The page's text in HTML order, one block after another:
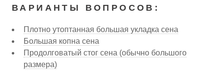
ВАРИАНТЫ ВОПРОСОВ:
Плотно утоптанная большая укладка сена
Большая копна сена
Продолговатый стог сена (обычно большого
размера)